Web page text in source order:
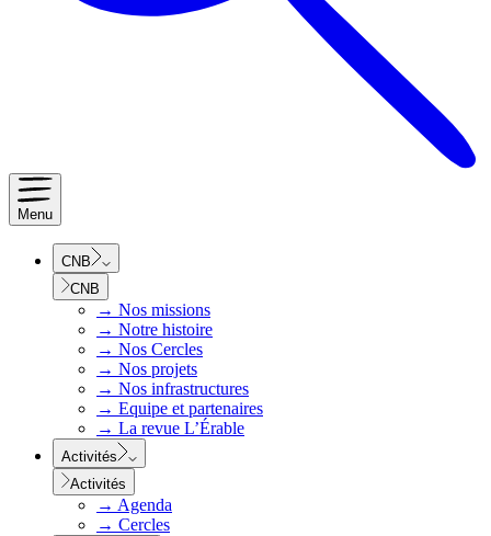
Menu
CNB
CNB
→ Nos missions
→ Notre histoire
→ Nos Cercles
→ Nos projets
→ Nos infrastructures
→ Equipe et partenaires
→ La revue L’Érable
Activités
Activités
→ Agenda
→ Cercles